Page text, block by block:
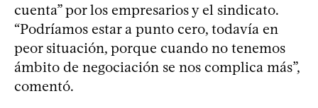
cuenta” por los empresarios y el sindicato.
“Podríamos estar a punto cero, todavía en
peor situación, porque cuando no tenemos
ámbito de negociación se nos complica más”,
comentó.